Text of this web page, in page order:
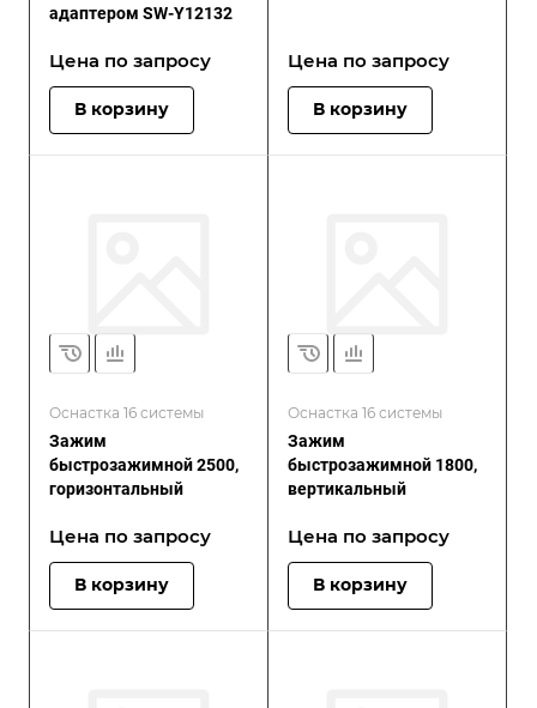
адаптером SW-Y12132
Цена по запросу
В корзину
Цена по запросу
В корзину
Оснастка 16 системы
Зажим
быстрозажимной 2500,
горизонтальный
Цена по запросу
В корзину
Оснастка 16 системы
Зажим
быстрозажимной 1800,
вертикальный
Цена по запросу
В корзину